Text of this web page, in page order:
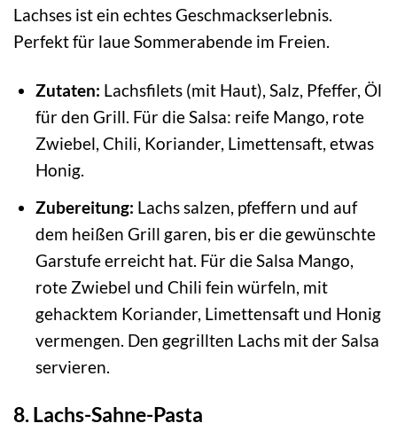
Lachses ist ein echtes Geschmackserlebnis.
Perfekt für laue Sommerabende im Freien.
Zutaten: Lachsfilets (mit Haut), Salz, Pfeffer, Öl
für den Grill. Für die Salsa: reife Mango, rote
Zwiebel, Chili, Koriander, Limettensaft, etwas
Honig.
Zubereitung: Lachs salzen, pfeffern und auf
dem heißen Grill garen, bis er die gewünschte
Garstufe erreicht hat. Für die Salsa Mango,
rote Zwiebel und Chili fein würfeln, mit
gehacktem Koriander, Limettensaft und Honig
vermengen. Den gegrillten Lachs mit der Salsa
servieren.
8. Lachs-Sahne-Pasta